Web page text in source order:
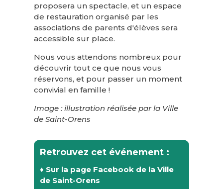
proposera un spectacle, et un espace
de restauration organisé par les
associations de parents d'élèves sera
accessible sur place.
Nous vous attendons nombreux pour
découvrir tout ce que nous vous
réservons, et pour passer un moment
convivial en famille !
Image : illustration réalisée par la Ville
de Saint-Orens
Retrouvez cet événement :
♦ Sur la page Facebook de la Ville
de Saint-Orens